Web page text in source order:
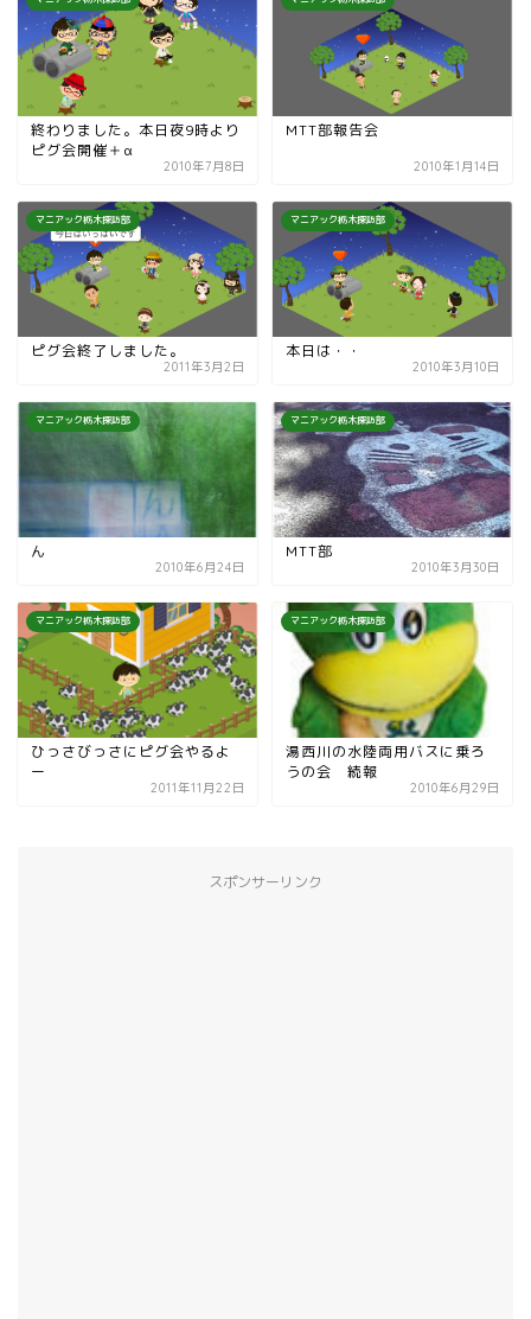
終わりました。本日夜9時より
ピグ会開催＋α
2010年7月8日
MTT部報告会
2010年1月14日
マニアック栃木探訪部
ピグ会終了しました。
2011年3月2日
マニアック栃木探訪部
本日は・・
2010年3月10日
マニアック栃木探訪部
ん
2010年6月24日
マニアック栃木探訪部
MTT部
2010年3月30日
マニアック栃木探訪部
ひっさびっさにピグ会やるよ
ー
2011年11月22日
マニアック栃木探訪部
湯西川の水陸両用バスに乗ろ
うの会 続報
2010年6月29日
スポンサーリンク